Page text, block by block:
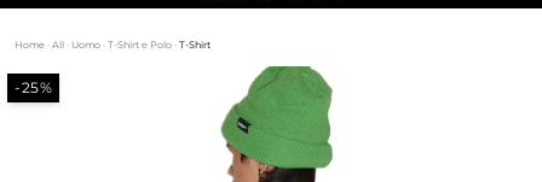
Home · All · Uomo · T-Shirt e Polo · T-Shirt
-25%